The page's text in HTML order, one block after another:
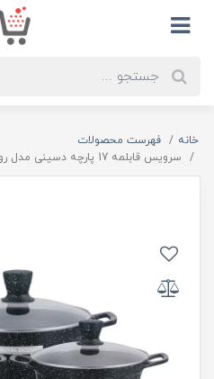
خانه
فهرست محصولات
سرویس قابلمه 17 پارچه دسینی مدل رویال کد 1816